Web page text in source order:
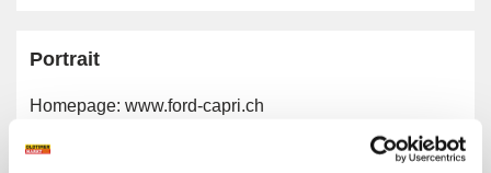
Portrait
Homepage: www.ford-capri.ch